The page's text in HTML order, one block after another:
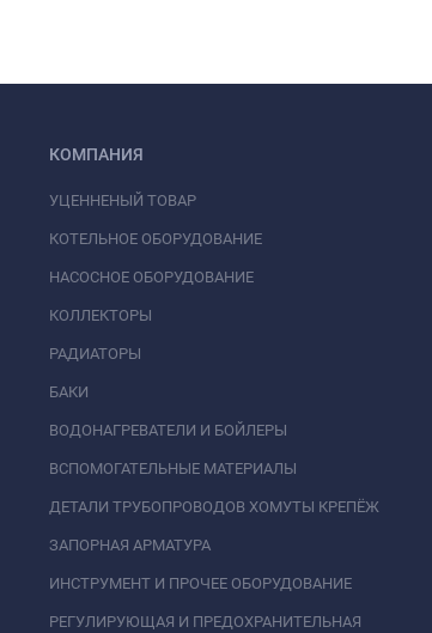
КОМПАНИЯ
УЦЕННЕНЫЙ ТОВАР
КОТЕЛЬНОЕ ОБОРУДОВАНИЕ
НАСОСНОЕ ОБОРУДОВАНИЕ
КОЛЛЕКТОРЫ
РАДИАТОРЫ
БАКИ
ВОДОНАГРЕВАТЕЛИ И БОЙЛЕРЫ
ВСПОМОГАТЕЛЬНЫЕ МАТЕРИАЛЫ
ДЕТАЛИ ТРУБОПРОВОДОВ ХОМУТЫ КРЕПЁЖ
ЗАПОРНАЯ АРМАТУРА
ИНСТРУМЕНТ И ПРОЧЕЕ ОБОРУДОВАНИЕ
РЕГУЛИРУЮЩАЯ И ПРЕДОХРАНИТЕЛЬНАЯ